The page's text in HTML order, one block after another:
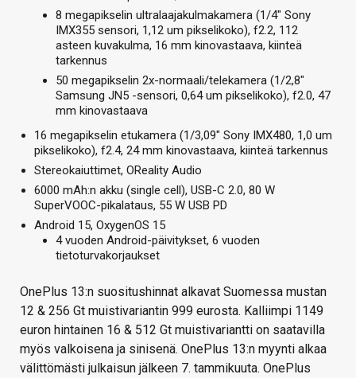
8 megapikselin ultralaajakulmakamera (1/4″ Sony
IMX355 sensori, 1,12 um pikselikoko), f2.2, 112
asteen kuvakulma, 16 mm kinovastaava, kiinteä
tarkennus
50 megapikselin 2x-normaali/telekamera (1/2,8″
Samsung JN5 -sensori, 0,64 um pikselikoko), f2.0, 47
mm kinovastaava
16 megapikselin etukamera (1/3,09″ Sony IMX480, 1,0 um
pikselikoko), f2.4, 24 mm kinovastaava, kiinteä tarkennus
Stereokaiuttimet, OReality Audio
6000 mAh:n akku (single cell), USB-C 2.0, 80 W
SuperVOOC-pikalataus, 55 W USB PD
Android 15, OxygenOS 15
4 vuoden Android-päivitykset, 6 vuoden
tietoturvakorjaukset
OnePlus 13:n suositushinnat alkavat Suomessa mustan
12 & 256 Gt muistivariantin 999 eurosta. Kalliimpi 1149
euron hintainen 16 & 512 Gt muistivariantti on saatavilla
myös valkoisena ja sinisenä. OnePlus 13:n myynti alkaa
välittömästi julkaisun jälkeen 7. tammikuuta. OnePlus